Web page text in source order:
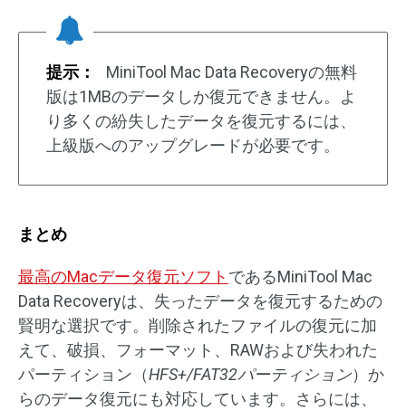
提示：
MiniTool Mac Data Recoveryの無料
版は1MBのデータしか復元できません。よ
り多くの紛失したデータを復元するには、
上級版へのアップグレードが必要です。
まとめ
最高のMacデータ復元ソフト であるMiniTool Mac
Data Recoveryは、失ったデータを復元するための
賢明な選択です。削除されたファイルの復元に加
えて、破損、フォーマット、RAWおよび失われた
パーティション（HFS+/FAT32パーティション）か
らのデータ復元にも対応しています。さらには、